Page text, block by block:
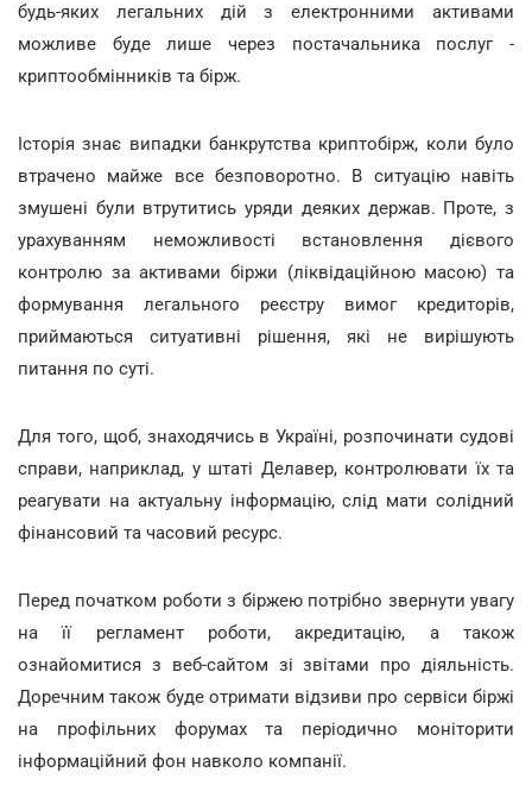
будь-яких легальних дій з електронними активами
можливе буде лише через постачальника послуг -
криптообмінників та бірж.
Історія знає випадки банкрутства криптобірж, коли було
втрачено майже все безповоротно. В ситуацію навіть
змушені були втрутитись уряди деяких держав. Проте, з
урахуванням неможливості встановлення дієвого
контролю за активами біржи (ліквідаційною масою) та
формування легального реєстру вимог кредиторів,
приймаються ситуативні рішення, які не вирішують
питання по суті.
Для того, щоб, знаходячись в Україні, розпочинати судові
справи, наприклад, у штаті Делавер, контролювати їх та
реагувати на актуальну інформацію, слід мати солідний
фінансовий та часовий ресурс.
Перед початком роботи з біржею потрібно звернути увагу
на її регламент роботи, акредитацію, а також
ознайомитися з веб-сайтом зі звітами про діяльність.
Доречним також буде отримати відзиви про сервіси біржі
на профільних форумах та періодично моніторити
інформаційний фон навколо компанії.